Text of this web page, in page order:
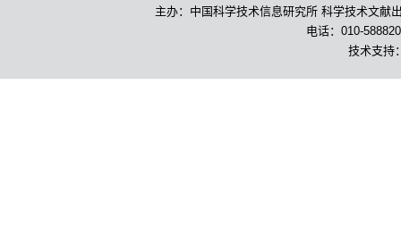
主办：中国科学技术信息研究所 科学技术文献
电话：010-
技术支持